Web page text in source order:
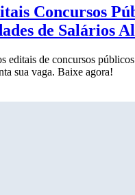
Concursos
de Salários
editais de concursos
sua vaga. Baixe agora!